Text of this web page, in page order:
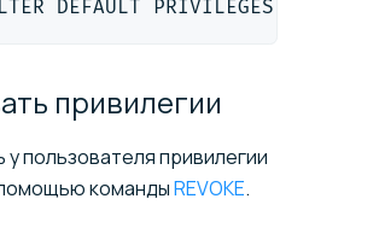
DEFAULT PRIVILEGES IN
привилегии
у пользователя привилегии
командыREVOKE.